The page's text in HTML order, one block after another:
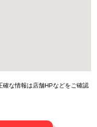
な情報は店舗HPなどをご確認